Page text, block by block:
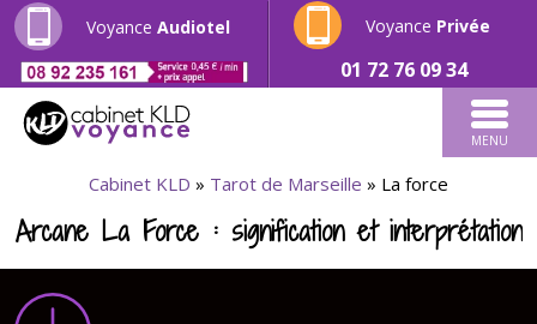
Voyance Audiotel Voyance Privée
01 72 76 09 34
MENU
Cabinet KLD » Tarot de Marseille » La force
Arcane La Force : signification et interprétation